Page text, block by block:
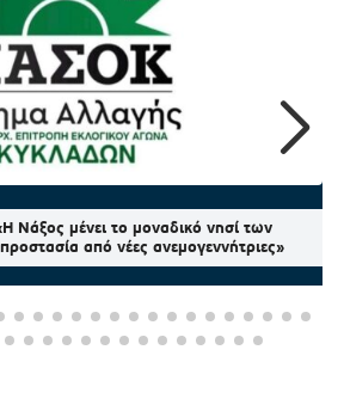
Νάξος μένει το μοναδικό νησί των
από νέες ανεμογεννήτριες»